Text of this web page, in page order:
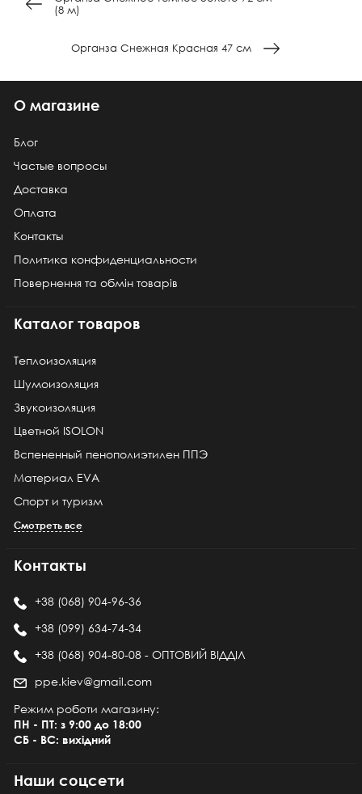
(8 м)
Органза Снежная Красная 47 см
О магазине
Блог
Частые вопросы
Доставка
Оплата
Контакты
Политика конфиденциальности
Повернення та обмін товарів
Каталог товаров
Теплоизоляция
Шумоизоляция
Звукоизоляция
Цветной ISOLON
Вспененный пенополиэтилен ППЭ
Материал EVA
Спорт и туризм
Смотреть все
Контакты
+38 (068) 904-96-36
+38 (099) 634-74-34
+38 (068) 904-80-08 - ОПТОВИЙ ВІДДІЛ
ppe.kiev@gmail.com
Режим роботи магазину:
ПН - ПТ: з 9:00 до 18:00
СБ - ВС: вихідний
Наши соцсети